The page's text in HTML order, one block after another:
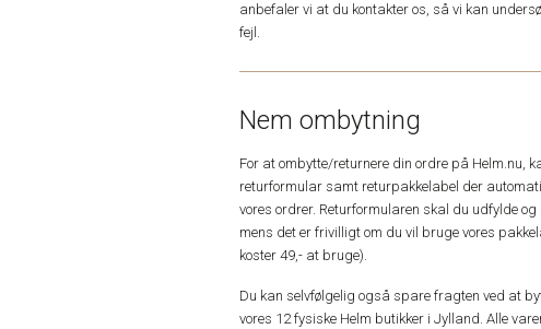
anbefaler vi at du kontakter os, så vi kan
fejl.
Nem ombytning
For at ombytte/returnere din ordre på Helm.nu,
returformular samt returpakkelabel der
vores ordrer. Returformularen skal du udfylde og
mens det er frivilligt om du vil bruge vores
koster 49,- at bruge).
Du kan selvfølgelig også spare fragten ved at
vores 12 fysiske Helm butikker i Jylland. Alle